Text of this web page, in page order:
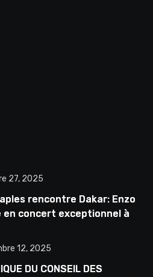
27, 2025
rencontre Dakar: Enzo
en concert exceptionnel à
12, 2025
DU CONSEIL DES